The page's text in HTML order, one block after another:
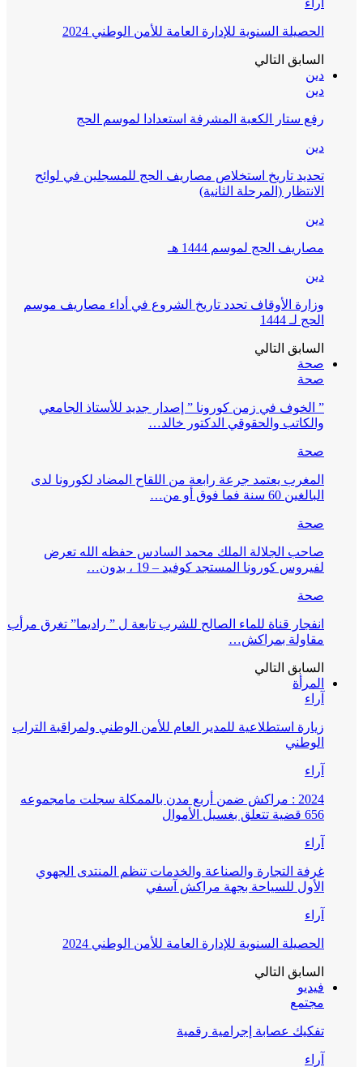
آراء
الحصيلة السنوية للإدارة العامة للأمن الوطني 2024
السابق التالي
دين
دين
رفع ستار الكعبة المشرفة استعدادا لموسم الحج
دين
تحديد تاريخ استخلاص مصاريف الحج للمسجلين في لوائح
الانتظار (المرحلة الثانية)
دين
مصاريف الحج لموسم 1444 هـ
دين
وزارة الأوقاف تحدد تاريخ الشروع في أداء مصاريف موسم
الحج لـ 1444
السابق التالي
صحة
صحة
” الخوف في زمن كورونا ” إصدار جديد للأستاذ الجامعي
والكاتب والحقوقي الدكتور خالد…
صحة
المغرب يعتمد جرعة رابعة من اللقاح المضاد لكورونا لدى
البالغين 60 سنة فما فوق أو من…
صحة
صاحب الجلالة الملك محمد السادس حفظه الله تعرض
لفيروس كورونا المستجد كوفيد – 19 ، بدون…
صحة
انفجار قناة للماء الصالح للشرب تابعة ل ” راديما” تغرق مرأب
مقاولة بمراكش…
السابق التالي
المرأة
آراء
زيارة استطلاعية للمدير العام للأمن الوطني ولمراقبة التراب
الوطني
آراء
2024 : مراكش ضمن أربع مدن بالممكلة سجلت مامجموعه
656 قضية تتعلق بغسيل الأموال
آراء
غرفة التجارة والصناعة والخدمات تنظم المنتدى الجهوي
الأول للسياحة بجهة مراكش آسفي
آراء
الحصيلة السنوية للإدارة العامة للأمن الوطني 2024
السابق التالي
فيديو
مجتمع
تفكيك عصابة إجرامية رقمية
آراء